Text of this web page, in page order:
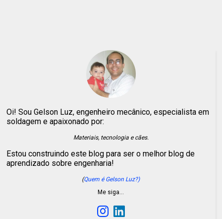
Oi! Sou Gelson Luz, engenheiro mecânico, especialista em
soldagem e apaixonado por:
Materiais, tecnologia e cães.
Estou construindo este blog para ser o melhor blog de
aprendizado sobre engenharia!
(Quem é Gelson Luz?)
Me siga…